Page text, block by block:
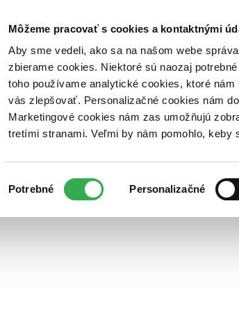
Môžeme pracovať s cookies a kontaktnými
Aby sme vedeli, ako sa na našom webe
zbierame cookies. Niektoré sú naozaj
toho používame analytické cookies, ktoré
vás zlepšovať. Personalizačné cookies nám
Marketingové cookies nám zas umožňujú
tretími stranami. Veľmi by nám pomohlo,
súhlasu
Potrebné Personalizačné
Poukážky Kontakt